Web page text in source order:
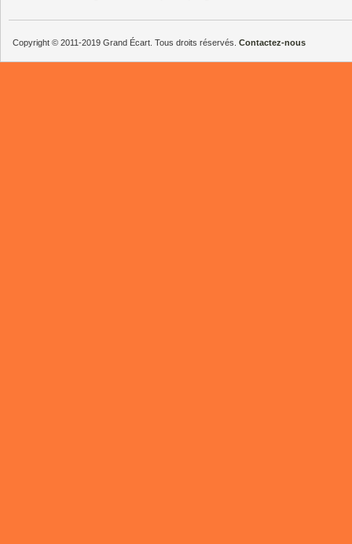
Copyright © 2011-2019 Grand Écart. Tous droits réservés. Contactez-nous